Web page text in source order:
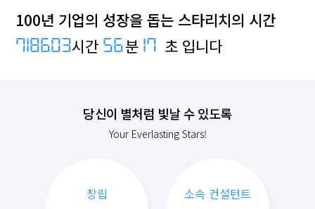
100년 기업의 성장을 돕는 스타리치의 시간
718603시간 56분 17 초 입니다
당신이 별처럼 빛날 수 있도록
Your Everlasting Stars!
창립 소속 컨설턴트